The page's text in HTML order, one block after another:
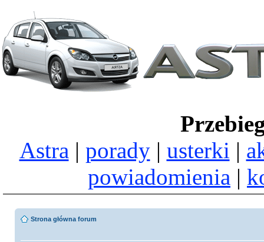
Astra | porady| usterki |
powiadomienia |
Strona główna forum